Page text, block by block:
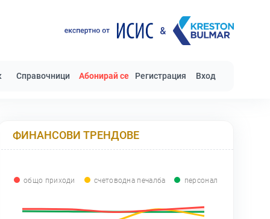
Справочници Абонирай се Регистрация Вход
ФИНАНСОВИ ТРЕНДОВЕ
общо приходи счетоводна печалба персонал